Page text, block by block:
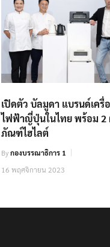
เปิดตัว บัลมูดา แบรนด์เครื่
ไฟฟ้าญี่ปุ่นในไทย พร้อม 2
ภัณฑ์ไฮไลต์
Byกองบรรณาธิการ 1
16 พฤศจิกายน 2023